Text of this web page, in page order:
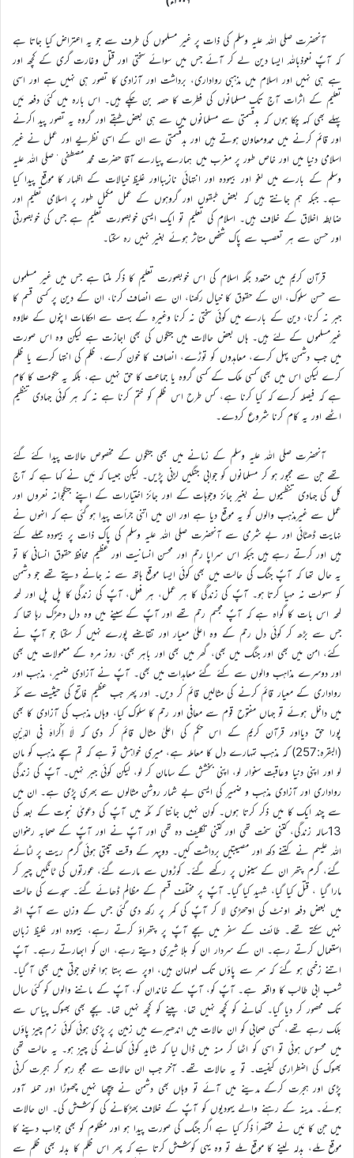
آنحضرت صلی اللہ علیہ وسلم کی ذات پر غیر مسلموں کی طرف سے جو یہ اعتراض کیا جاتا ہے
کہ آپؐ نعوذباللہ ایسا دین لے کر آئے جس میں سوائے سختی اور قتل وغارت گری کے کچھ اور
ہے ہی نہیں اور اسلام میں مذہبی رواداری، برداشت اور آزادی کا تصور ہی نہیں ہے اور اسی
تعلیم کے اثرات آج تک مسلمانوں کی فطرت کا حصہ بن چکے ہیں۔ اس بارہ میں کئی دفعہ مَیں
پہلے بھی کہہ چکا ہوں کہ بدقسمتی سے مسلمانوں میں سے ہی بعض طبقے اور گروہ یہ تصور پید اکرنے
اور قائم کرنے میں ممدومعاون ہوتے ہیں اور بدقسمتی سے ان کے اسی نظریے اور عمل نے غیر
اسلامی دنیا میں اور خاص طور پر مغرب میں ہمارے پیارے آقا حضرت محمد مصطفی ٰصلی اللہ علیہ
وسلم کے بارے میں لغو اور بیہودہ اور انتہائی نازیبااور غلیظ خیالات کے اظہار کا موقع پیدا کیا
ہے۔ جبکہ ہم جانتے ہیں کہ بعض طبقوں اور گروہوں کے عمل مکمل طور پر اسلامی تعلیم اور
ضابطہ اخلاق کے خلاف ہیں۔ اسلام کی تعلیم تو ایک ایسی خوبصورت تعلیم ہے جس کی خوبصورتی
اور حسن سے ہر تعصب سے پاک شخص متاثر ہوئے بغیر نہیں رہ سکتا۔
قرآن کریم میں متعدد جگہ اسلام کی اس خوبصورت تعلیم کا ذکر ملتا ہے جس میں غیر مسلموں
سے حسن سلوک، ان کے حقوق کا خیال رکھنا، ان سے انصاف کرنا، ان کے دین پر کسی قسم کا
جبر نہ کرنا، دین کے بارے میں کوئی سختی نہ کرنا وغیرہ کے بہت سے احکامات اپنوں کے علاوہ
غیرمسلموں کے لئے ہیں۔ ہاں بعض حالات میں جنگوں کی بھی اجازت ہے لیکن وہ اس صورت
میں جب دشمن پہل کرے، معاہدوں کو توڑے، انصاف کا خون کرے، ظلم کی انتہا کرے یا ظلم
کرے لیکن اس میں بھی کسی ملک کے کسی گروہ یا جماعت کا حق نہیں ہے، بلکہ یہ حکومت کا کام
ہے کہ فیصلہ کرے کہ کیا کرنا ہے، کس طرح اس ظلم کو ختم کرنا ہے نہ کہ ہر کوئی جہادی تنظیم
اٹھے اور یہ کام کرنا شروع کردے۔
آنحضرت صلی اللہ علیہ وسلم کے زمانے میں بھی جنگوں کے مخصوص حالات پیدا کئے گئے
تھے جن سے مجبور ہو کر مسلمانوں کو جوابی جنگیں لڑنی پڑیں۔ لیکن جیسا کہ مَیں نے کہا ہے کہ آج
کل کی جہادی تنظیموں نے بغیر جائز وجوہات کے اور جائز اختیارات کے اپنے جنگجوانہ نعروں اور
عمل سے غیرمذہب والوں کو یہ موقع دیا ہے اور ان میں اتنی جرأت پیدا ہو گئی ہے کہ انہوں نے
نہایت ڈھٹائی اور بے شرمی سے آنحضرت صلی اللہ علیہ وسلم کی پاک ذات پر بیہودہ حملے کئے
ہیں اور کرتے رہے ہیں جبکہ اس سراپا رحم اور محسن انسانیت اور عظیم محافظ حقوق انسانی کا تو
یہ حال تھا کہ آپؐ جنگ کی حالت میں بھی کوئی ایسا موقع ہاتھ سے نہ جانے دیتے تھے جو دشمن
کو سہولت نہ مہیا کرتا ہو۔ آپؐ کی زندگی کا ہر عمل، ہر فعل، آپؐ کی زندگی کا پل پل اور لمحہ
لمحہ اس بات کا گواہ ہے کہ آپؐ مجسم رحم تھے اور آپؐ کے سینے میں وہ دل دھڑک رہا تھا کہ
جس سے بڑھ کر کوئی دل رحم کے وہ اعلیٰ معیار اور تقاضے پورے نہیں کر سکتا جو آپؐ نے
کئے، امن میں بھی اور جنگ میں بھی، گھر میں بھی اور باہر بھی، روز مرہ کے معمولات میں بھی
اور دوسرے مذاہب والوں سے کئے گئے معاہدات میں بھی۔ آپؐ نے آزادی ضمیر، مذہب اور
رواداری کے معیار قائم کرنے کی مثالیں قائم کر دیں۔ اور پھر جب عظیم فاتح کی حیثیت سے مکّہ
میں داخل ہوئے تو جہاں مفتوح قوم سے معافی اور رحم کا سلوک کیا، وہاں مذہب کی آزادی کا بھی
پورا حق دیااور قرآن کریم کے اس حکم کی اعلیٰ مثال قائم کر دی کہ لَا اِکْرَاہَ فِی الدِّیْنِ
(البقرہ:257) کہ مذہب تمہارے دل کا معاملہ ہے، میری خواہش تو ہے کہ تم سچے مذہب کو مان
لو اور اپنی دنیا وعاقبت سنوار لو، اپنی بخشش کے سامان کر لو، لیکن کوئی جبر نہیں۔ آپؐ کی زندگی
رواداری اور آزادی مذہب و ضمیر کی ایسی بے شمار روشن مثالوں سے بھری پڑی ہے۔ ان میں
سے چند ایک کا میں ذکر کرتا ہوں۔ کون نہیں جانتا کہ مکّہ میں آپؐ کی دعویٰ نبوت کے بعد کی
13سالہ زندگی، کتنی سخت تھی اور کتنی تکلیف دہ تھی اور آپؐ نے اور آپؐ کے صحابہ رضوان
اللہ علیہم نے کتنے دکھ اور مصیبتیں برداشت کیں۔ دوپہر کے وقت تپتی ہوئی گرم ریت پر لٹائے
گئے، گرم پتھر ان کے سینوں پر رکھے گئے۔ کوڑوں سے مارے گئے، عورتوں کی ٹانگیں چیر کر
مارا گیا ، قتل کیا گیا، شہید کیا گیا۔ آپؐ پر مختلف قسم کے مظالم ڈھائے گئے۔ سجدے کی حالت
میں بعض دفعہ اونٹ کی اوجھڑی لا کر آپؐ کی کمر پر رکھ دی گئی جس کے وزن سے آپؐ اٹھ
نہیں سکتے تھے۔ طائف کے سفر میں بچے آپؐ پر پتھراؤ کرتے رہے، بیہودہ اور غلیظ زبان
استعمال کرتے رہے۔ ان کے سردار ان کو ہلا شیری دیتے رہے، ان کو ابھارتے رہے۔ آپؐ
اتنے زخمی ہو گئے کہ سر سے پاؤں تک لہولہان ہیں، اوپر سے بہتا ہوا خون جوتی میں بھی آ گیا۔
شعب ابی طالب کا واقعہ ہے۔ آپؐ کو، آپؐ کے خاندان کو، آپؐ کے ماننے والوں کو کئی سال
تک محصور کر دیا گیا۔ کھانے کو کچھ نہیں تھا، پینے کو کچھ نہیں تھا۔ بچے بھی بھوک پیاس سے
بلک رہے تھے، کسی صحابی کو ان حالات میں اندھیرے میں زمین پر پڑی ہوئی کوئی نرم چیز پاؤں
میں محسوس ہوئی تو اسی کو اٹھا کر منہ میں ڈال لیا کہ شاید کوئی کھانے کی چیز ہو۔ یہ حالت تھی
بھوک کی اضطراری کیفیت۔ تو یہ حالات تھے۔ آخر جب ان حالات سے مجبو رہو کر ہجرت کرنی
پڑی اور ہجرت کرکے مدینے میں آئے تو وہاں بھی دشمن نے پیچھا نہیں چھوڑا اور حملہ آور
ہوئے۔ مدینہ کے رہنے والے یہودیوں کو آپؐ کے خلاف بھڑکانے کی کوشش کی۔ ان حالات
میں جن کا مَیں نے مختصراً ذکر کیا ہے اگر جنگ کی صورت پیدا ہو اور مظلوم کو بھی جواب دینے کا
موقع ملے، بدلہ لینے کا موقع ملے تو وہ یہی کوشش کرتا ہے کہ پھر اس ظلم کا بدلہ بھی ظلم سے